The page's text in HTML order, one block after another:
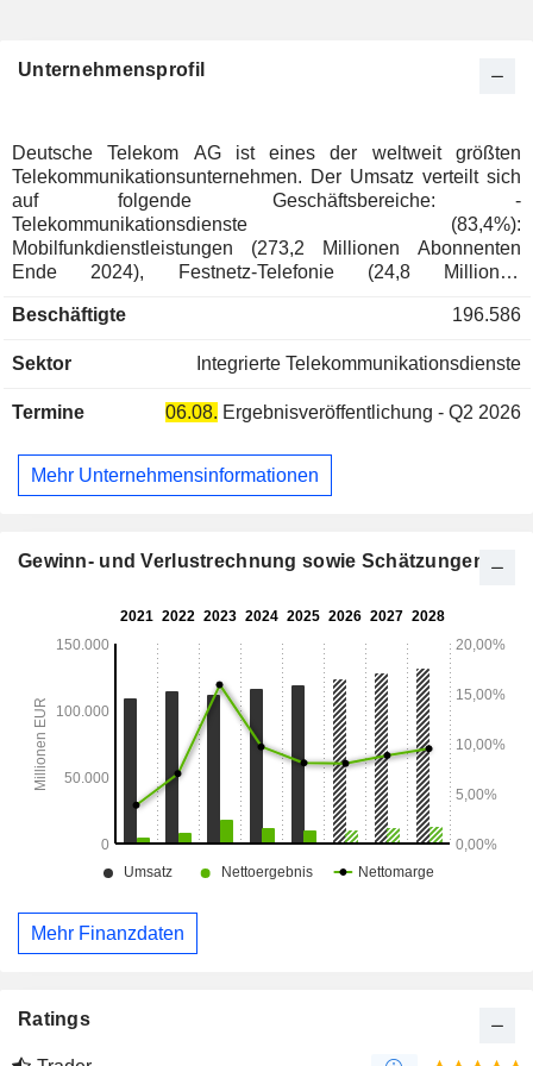
Unternehmensprofil
Deutsche Telekom AG ist eines der weltweit größten
Telekommunikationsunternehmen. Der Umsatz verteilt sich
auf folgende Geschäftsbereiche: -
Telekommunikationsdienste (83,4%):
Mobilfunkdienstleistungen (273,2 Millionen Abonnenten
Ende 2024), Festnetz-Telefonie (24,8 Millionen
von Websites, Messaging, Entwicklung von Informations-
insbesondere Verkauf von Mobiltelefonen, Zubehör und
Beschäftigte 196.586
Sektor Integrierte Telekommunikationsdienste
Termine 06.08. Ergebnisveröffentlichung - Q2 2026
Mehr Unternehmensinformationen
Gewinn- und Verlustrechnung sowie Schätzungen
Mehr Finanzdaten
Ratings